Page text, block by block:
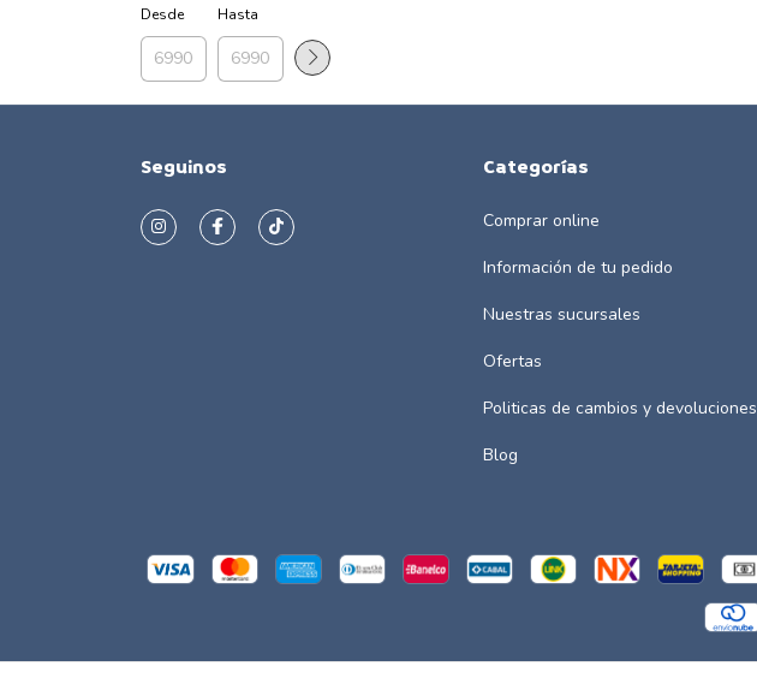
Desde Hasta
Seguinos Categorías
Comprar online
Información de tu pedido
Nuestras sucursales
Ofertas
Politicas de cambios y devoluciones
Blog